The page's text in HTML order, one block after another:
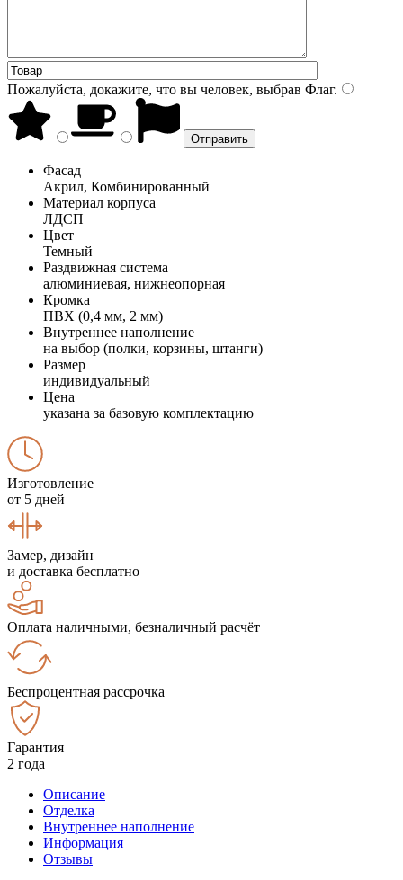
Пожалуйста, докажите, что вы человек, выбрав Флаг.
Фасад
Акрил, Комбинированный
Материал корпуса
ЛДСП
Цвет
Темный
Раздвижная система
алюминиевая, нижнеопорная
Кромка
ПВХ (0,4 мм, 2 мм)
Внутреннее наполнение
на выбор (полки, корзины, штанги)
Размер
индивидуальный
Цена
указана за базовую комплектацию
Изготовление
от 5 дней
Замер, дизайн
и доставка бесплатно
Оплата наличными, безналичный расчёт
Беспроцентная рассрочка
Гарантия
2 года
Описание
Отделка
Внутреннее наполнение
Информация
Отзывы